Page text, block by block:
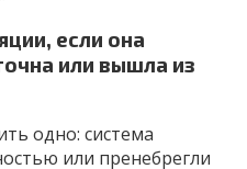
если она
или вышла из
одно: система
или пренебрегли